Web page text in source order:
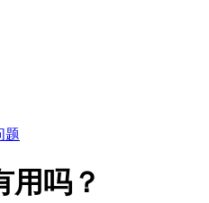
题
用吗？